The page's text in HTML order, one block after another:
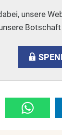
unsere